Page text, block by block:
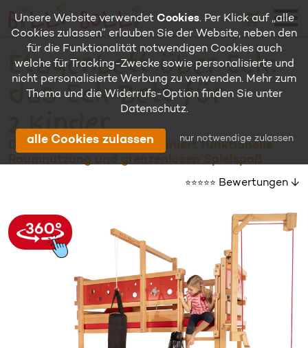
🛒
Etagenbett-über-Eck:
das Eck-Bett für
2 Kinder
Das Eck-Etagenbett kombiniert funktionelle
⭐⭐⭐⭐⭐ Bewertungen ↓
Unsere Website verwendet Cookies. Per Klick auf „alle
Cookies zulassen“ erlauben Sie der Website, neben den
für die Funktionalität notwendigen Cookies auch
welche für Tracking-Zwecke sowie personalisierte und
nicht personalisierte Werbung zu verwenden. Mehr zum
Thema und die Widerrufs-Option finden Sie unter
Datenschutz.
alle Cookies zulassen nur notwendige zulassen